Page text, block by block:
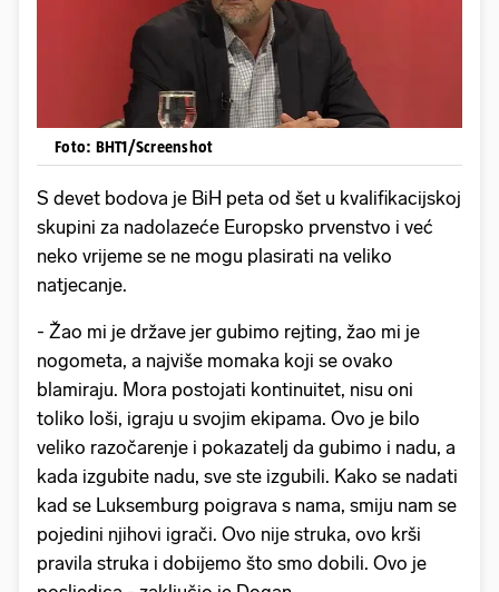
Foto: BHT1/Screenshot
S devet bodova je BiH peta od šet u kvalifikacijskoj
skupini za nadolazeće Europsko prvenstvo i već
neko vrijeme se ne mogu plasirati na veliko
natjecanje.
- Žao mi je države jer gubimo rejting, žao mi je
nogometa, a najviše momaka koji se ovako
blamiraju. Mora postojati kontinuitet, nisu oni
toliko loši, igraju u svojim ekipama. Ovo je bilo
veliko razočarenje i pokazatelj da gubimo i nadu, a
kada izgubite nadu, sve ste izgubili. Kako se nadati
kad se Luksemburg poigrava s nama, smiju nam se
pojedini njihovi igrači. Ovo nije struka, ovo krši
pravila struka i dobijemo što smo dobili. Ovo je